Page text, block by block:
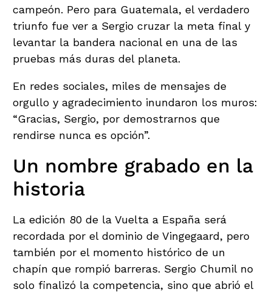
campeón. Pero para Guatemala, el verdadero
triunfo fue ver a Sergio cruzar la meta final y
levantar la bandera nacional en una de las
pruebas más duras del planeta.
En redes sociales, miles de mensajes de
orgullo y agradecimiento inundaron los muros:
“Gracias, Sergio, por demostrarnos que
rendirse nunca es opción”.
Un nombre grabado en la
historia
La edición 80 de la Vuelta a España será
recordada por el dominio de Vingegaard, pero
también por el momento histórico de un
chapín que rompió barreras. Sergio Chumil no
solo finalizó la competencia, sino que abrió el